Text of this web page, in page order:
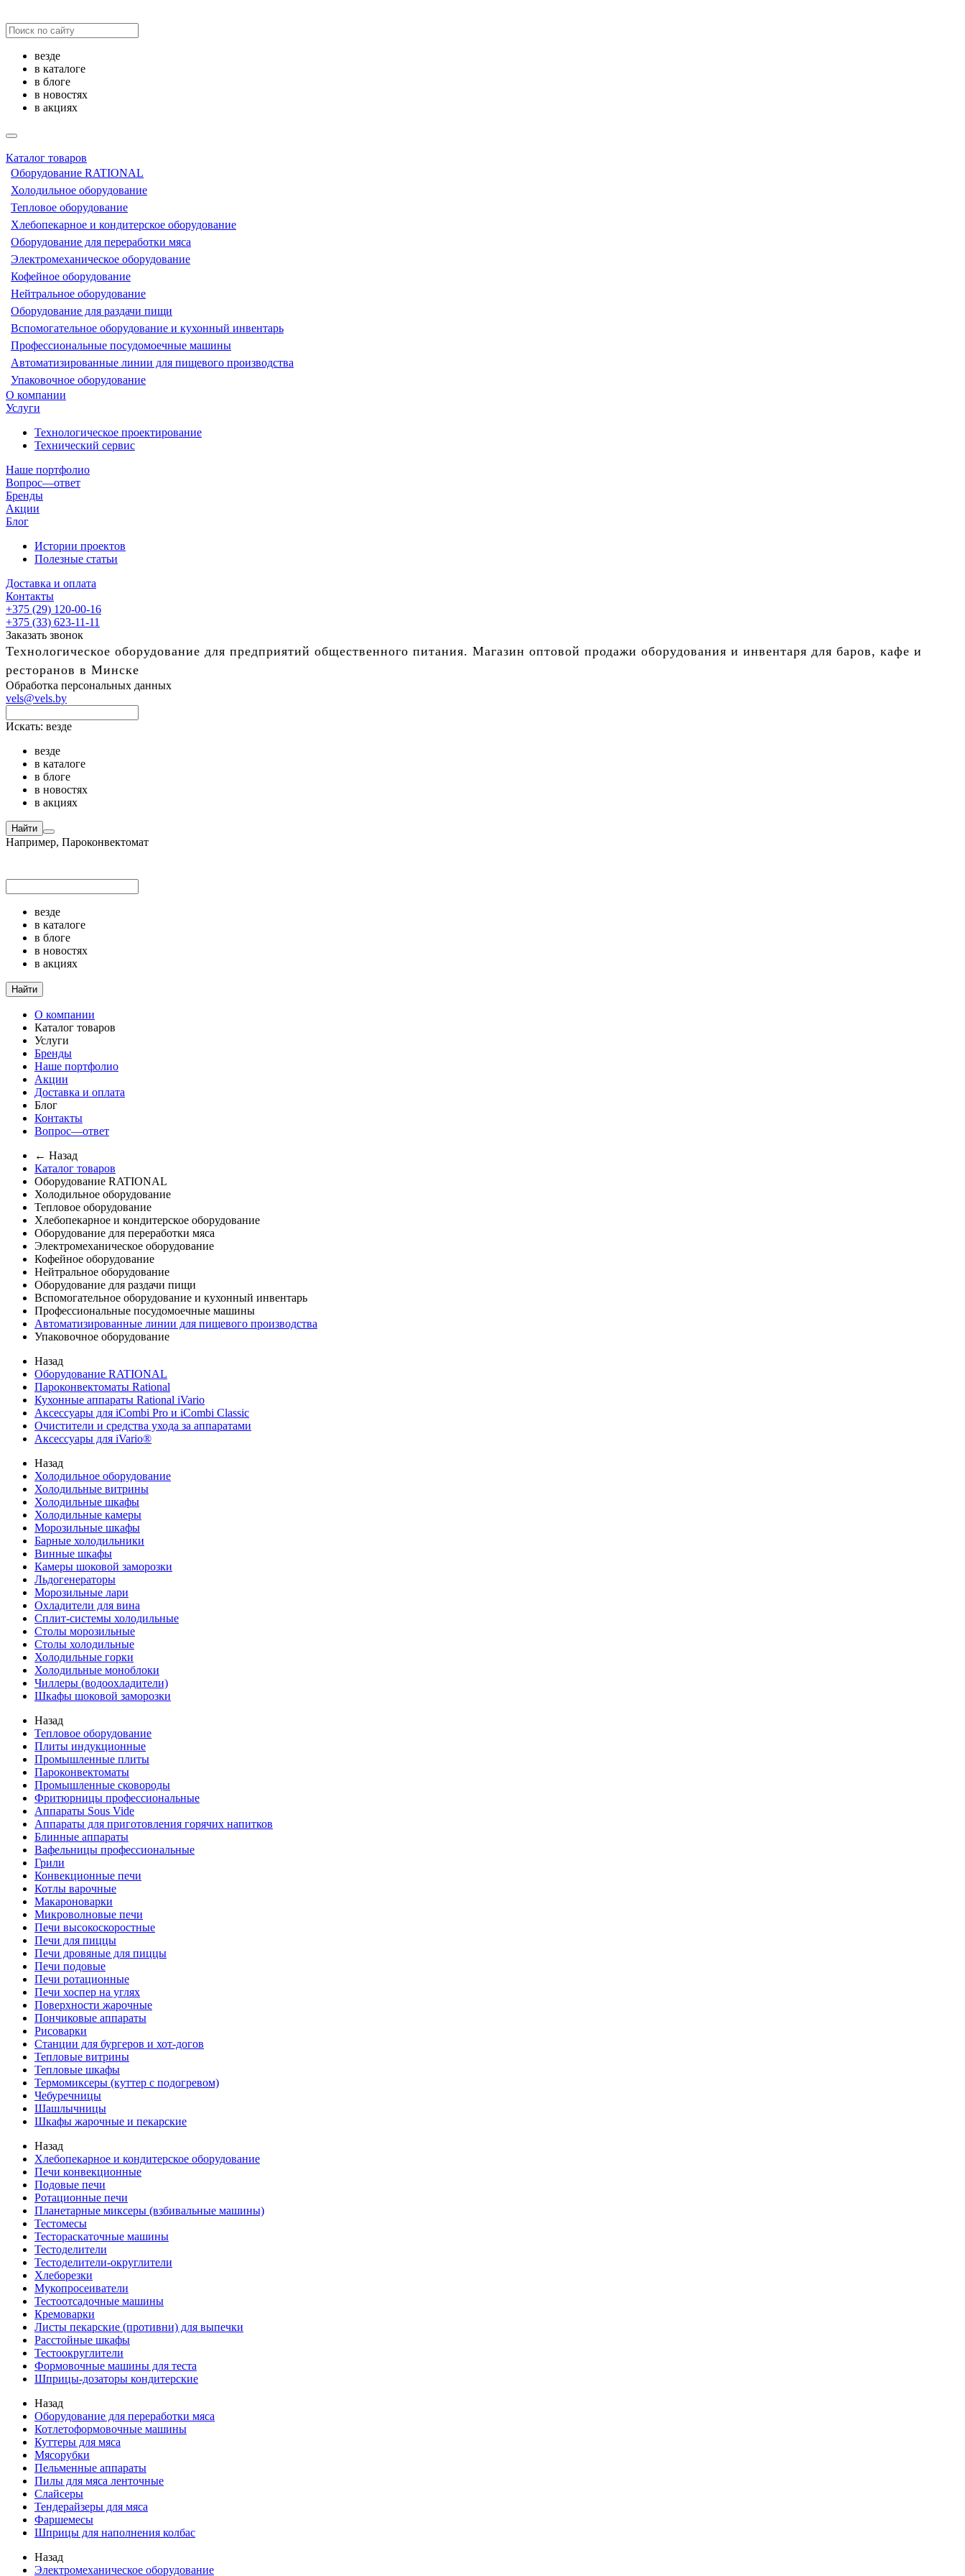
везде
в каталоге
в блоге
в новостях
в акциях
Каталог товаров
Оборудование RATIONAL
Холодильное оборудование
Тепловое оборудование
Хлебопекарное и кондитерское оборудование
Оборудование для переработки мяса
Электромеханическое оборудование
Кофейное оборудование
Нейтральное оборудование
Оборудование для раздачи пищи
Вспомогательное оборудование и кухонный инвентарь
Профессиональные посудомоечные машины
Автоматизированные линии для пищевого производства
Упаковочное оборудование
О компании
Услуги
Технологическое проектирование
Технический сервис
Наше портфолио
Вопрос—ответ
Бренды
Акции
Блог
Истории проектов
Полезные статьи
Доставка и оплата
Контакты
+375 (29) 120-00-16
+375 (33) 623-11-11
Заказать звонок
Технологическое оборудование для предприятий общественного питания. Магазин оптовой продажи оборудования и инвентаря для баров, кафе и
ресторанов в Минске
Обработка персональных данных
vels@vels.by
Искать: везде
везде
в каталоге
в блоге
в новостях
в акциях
Найти
Например, Пароконвектомат
везде
в каталоге
в блоге
в новостях
в акциях
Найти
О компании
Каталог товаров
Услуги
Бренды
Наше портфолио
Акции
Доставка и оплата
Блог
Контакты
Вопрос—ответ
← Назад
Каталог товаров
Оборудование RATIONAL
Холодильное оборудование
Тепловое оборудование
Хлебопекарное и кондитерское оборудование
Оборудование для переработки мяса
Электромеханическое оборудование
Кофейное оборудование
Нейтральное оборудование
Оборудование для раздачи пищи
Вспомогательное оборудование и кухонный инвентарь
Профессиональные посудомоечные машины
Автоматизированные линии для пищевого производства
Упаковочное оборудование
Назад
Оборудование RATIONAL
Пароконвектоматы Rational
Кухонные аппараты Rational iVario
Аксессуары для iCombi Pro и iCombi Classic
Очистители и средства ухода за аппаратами
Аксессуары для iVario®
Назад
Холодильное оборудование
Холодильные витрины
Холодильные шкафы
Холодильные камеры
Морозильные шкафы
Барные холодильники
Винные шкафы
Камеры шоковой заморозки
Льдогенераторы
Морозильные лари
Охладители для вина
Сплит-системы холодильные
Столы морозильные
Столы холодильные
Холодильные горки
Холодильные моноблоки
Чиллеры (водоохладители)
Шкафы шоковой заморозки
Назад
Тепловое оборудование
Плиты индукционные
Промышленные плиты
Пароконвектоматы
Промышленные сковороды
Фритюрницы профессиональные
Аппараты Sous Vide
Аппараты для приготовления горячих напитков
Блинные аппараты
Вафельницы профессиональные
Грили
Конвекционные печи
Котлы варочные
Макароноварки
Микроволновые печи
Печи высокоскоростные
Печи для пиццы
Печи дровяные для пиццы
Печи подовые
Печи ротационные
Печи хоспер на углях
Поверхности жарочные
Пончиковые аппараты
Рисоварки
Станции для бургеров и хот-догов
Тепловые витрины
Тепловые шкафы
Термомиксеры (куттер с подогревом)
Чебуречницы
Шашлычницы
Шкафы жарочные и пекарские
Назад
Хлебопекарное и кондитерское оборудование
Печи конвекционные
Подовые печи
Ротационные печи
Планетарные миксеры (взбивальные машины)
Тестомесы
Тестораскаточные машины
Тестоделители
Тестоделители-округлители
Хлеборезки
Мукопросеиватели
Тестоотсадочные машины
Кремоварки
Листы пекарские (противни) для выпечки
Расстойные шкафы
Тестоокруглители
Формовочные машины для теста
Шприцы-дозаторы кондитерские
Назад
Оборудование для переработки мяса
Котлетоформовочные машины
Куттеры для мяса
Мясорубки
Пельменные аппараты
Пилы для мяса ленточные
Слайсеры
Тендерайзеры для мяса
Фаршемесы
Шприцы для наполнения колбас
Назад
Электромеханическое оборудование